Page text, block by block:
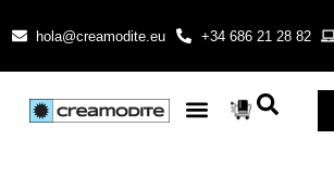
hola@creamodite.eu +34 686 21 28 82